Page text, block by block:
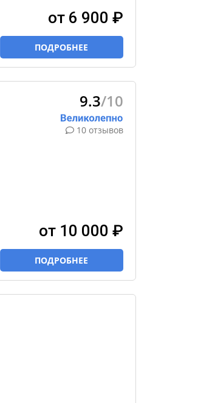
от 6 900 ₽
ПОДРОБНЕЕ
9.3/10
10 отзывов
от 10 000 ₽
ПОДРОБНЕЕ